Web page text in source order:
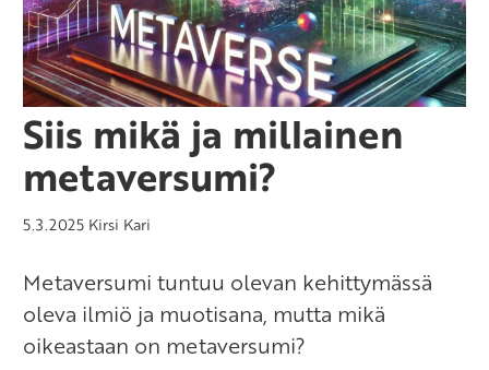
Siis mikä ja millainen
metaversumi?
5.3.2025 Kirsi Kari
Metaversumi tuntuu olevan kehittymässä
oleva ilmiö ja muotisana, mutta mikä
oikeastaan on metaversumi?